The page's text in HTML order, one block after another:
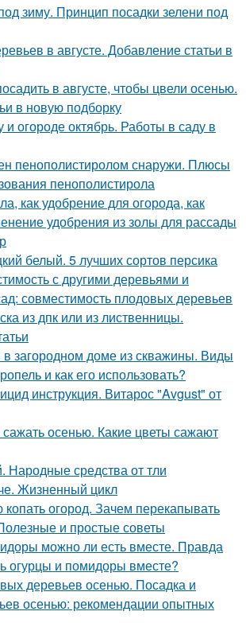
зиму. Принцип посадки зелени под
в августе. Добавление статьи в
в августе, чтобы цвели осенью.
в новую подборку
и огороде октябрь. Работы в саду в
пенополистиролом снаружи. Плюсы
пенополистирола
как удобрение для огорода, как
удобрения из золы для рассады
белый. 5 лучших сортов персика
с другими деревьями и
совместимость плодовых деревьев
из дпк или из лиственницы.
загородном доме из скважины. Виды
и как его использовать?
инструкция. Витарос "Avgust" от
сажать осенью. Какие цветы сажают
Народные средства от тли
Жизненный цикл
огород. Зачем перекапывать
и простые советы
можно ли есть вместе. Правда
огурцы и помидоры вместе?
деревьев осенью. Посадка и
осенью: рекомендации опытных